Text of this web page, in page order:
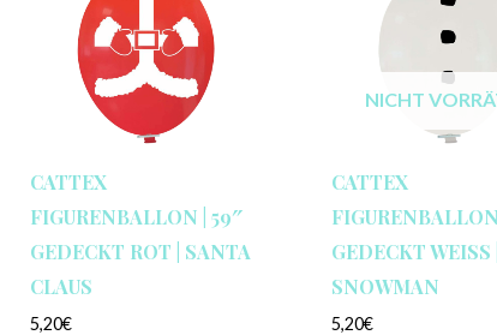
CATTEX
FIGURENBALLON | 59″
GEDECKT ROT | SANTA
CLAUS
5,20€
NICHT
CATTEX
GEDECKT WEISS | S
NOWMAN
5,20€